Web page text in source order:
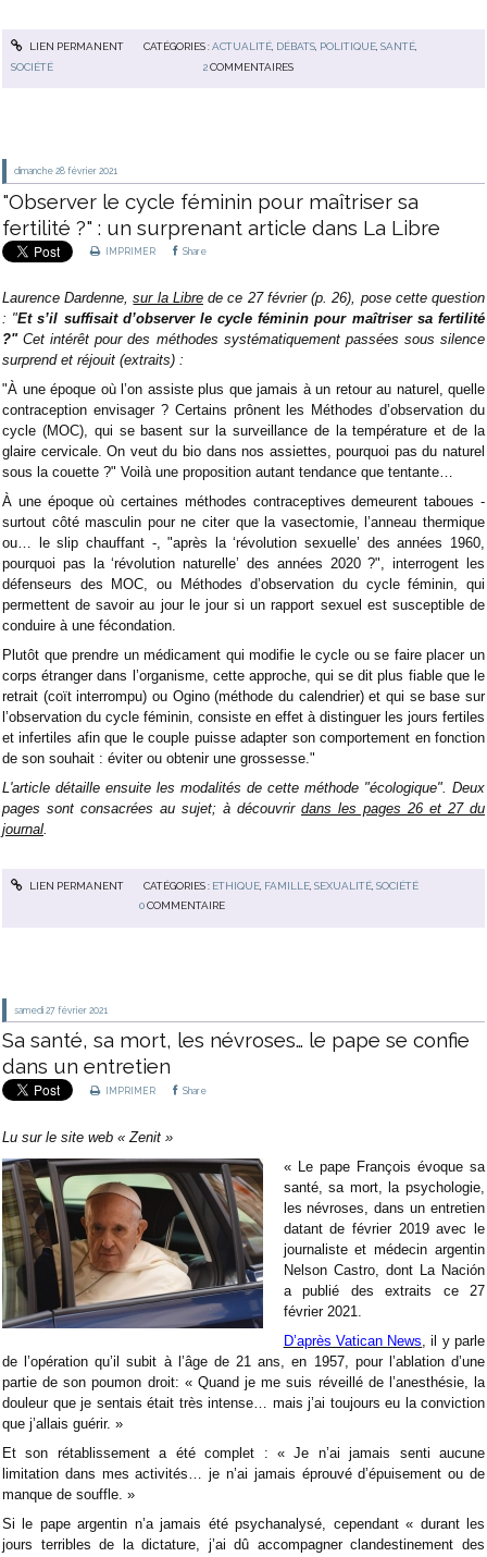
LIEN PERMANENT CATÉGORIES :ACTUALITÉ, DÉBATS, POLITIQUE, SANTÉ,
SOCIÉTÉ
2 COMMENTAIRES
dimanche 28 février 2021
"Observer le cycle féminin pour maîtriser sa
fertilité ?" : un surprenant article dans La Libre
IMPRIMER Share
Laurence Dardenne,sur la Librede ce 27 février (p. 26), pose cette question
: "Et s’il suffisait d’observer le cycleféminin pour maîtriser safertilité
?"Cet intérêt pour des méthodes systématiquement passées sous silence
surprend et réjouit (extraits) :
"À une époque où l’on assiste plus que jamais à un retour au naturel, quelle
contraception envisager ? Certains prônent les Méthodes d’observation du
cycle (MOC), qui se basent sur la surveillance de la température et de la
glaire cervicale.On veut du bio dans nos assiettes, pourquoi pas du naturel
sous la couette ?" Voilà une proposition autant tendance que tentante…
À une époque où certaines méthodes contraceptives demeurent taboues -
surtout côté masculin pour ne citer que la vasectomie, l’anneau thermique
ou… le slip chauffant -, "après la ‘révolution sexuelle’ des années 1960,
pourquoi pas la ‘révolution naturelle’ des années 2020 ?", interrogent les
défenseurs des MOC, ou Méthodes d’observation du cycle féminin, qui
permettent de savoir au jour le jour si un rapport sexuel est susceptible de
conduire à une fécondation.
Plutôt que prendre un médicament qui modifie le cycle ou se faire placer un
corps étranger dans l’organisme, cette approche, qui se dit plus fiable que le
retrait (coït interrompu) ou Ogino (méthode du calendrier) et qui se base sur
l’observation du cycle féminin, consiste en effet à distinguer les jours fertiles
et infertiles afin que le couple puisse adapter son comportement en fonction
de son souhait : éviter ou obtenir une grossesse."
L'article détaille ensuite les modalités de cette méthode "écologique". Deux
pages sont consacrées au sujet; à découvrir dans les pages 26 et 27 du
journal.
LIEN PERMANENT CATÉGORIES : ETHIQUE, FAMILLE, SEXUALITÉ, SOCIÉTÉ
0 COMMENTAIRE
samedi 27 février 2021
Sa santé, sa mort, les névroses… le pape se confie
dans un entretien
IMPRIMER Share
Lu sur le site web « Zenit »
« Le pape François évoque sa
santé, sa mort, la psychologie,
les névroses, dans un entretien
datant de février 2019 avec le
journaliste et médecin argentin
Nelson Castro, dont La Nación
a publié des extraits ce 27
février 2021.
D’après Vatican News , il y parle
de l’opération qu’il subit à l’âge de 21 ans, en 1957, pour l’ablation d’une
partie de son poumon droit: « Quand je me suis réveillé de l’anesthésie, la
douleur que je sentais était très intense… mais j’ai toujours eu la conviction
que j’allais guérir. »
Et son rétablissement a été complet : « Je n’ai jamais senti aucune
limitation dans mes activités… je n’ai jamais éprouvé d’épuisement ou de
manque de souffle. »
Si le pape argentin n’a jamais été psychanalysé, cependant « durant les
jours terribles de la dictature, j’ai dû accompagner clandestinement des